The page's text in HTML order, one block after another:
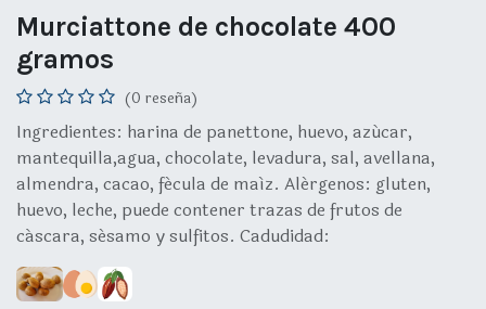
Murciattone de chocolate 400
gramos
(0 reseña)
Ingredientes: harina de panettone, huevo, azúcar,
mantequilla,agua, chocolate, levadura, sal, avellana,
almendra, cacao, fécula de maíz. Alérgenos: gluten,
huevo, leche, puede contener trazas de frutos de
cáscara, sésamo y sulfitos. Cadudidad: